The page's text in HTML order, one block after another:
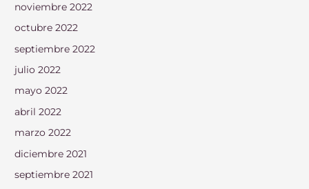
noviembre 2022
octubre 2022
septiembre 2022
julio 2022
mayo 2022
abril 2022
marzo 2022
diciembre 2021
septiembre 2021